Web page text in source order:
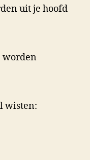
uit je hoofd
worden
wisten: